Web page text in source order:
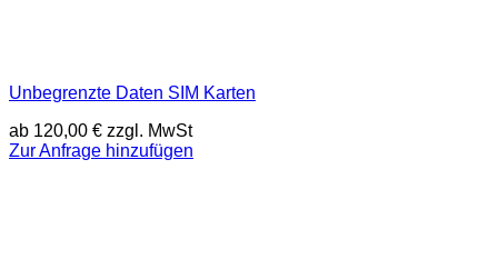
Unbegrenzte Daten SIM Karten
ab 120,00 € zzgl. MwSt
Zur Anfrage hinzufügen